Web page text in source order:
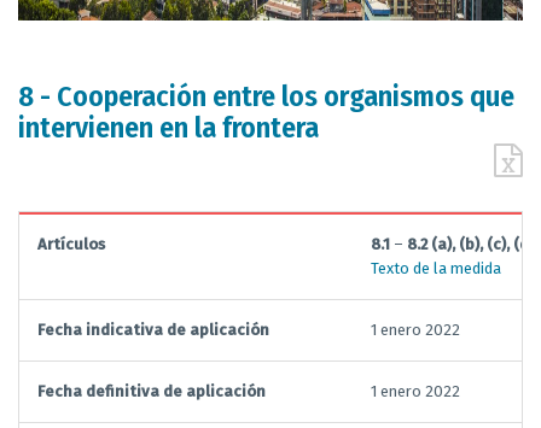
8 - Cooperación entre los organismos que
intervienen en la frontera
Artículos 8.1 – 8.2 (a), (b), (c),
Texto de la medida
Fecha indicativa de aplicación 1 enero 2022
Fecha definitiva de aplicación 1 enero 2022